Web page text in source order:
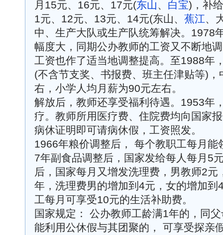
月15元、16元、17元(东山、 白宝)，补
1元、12元、13元、14元(东山、 蕉江、
中、生产大队或生产队统筹解决。1978
幅度大，同期公办教师的工资又不断地
工资也作了适当地调整提高。至1988年
(不含节支奖、书报费、班主任津贴等)
右，小学人均月薪为90元左右。
解放后，教师还享受福利待遇。1953年
疗。教师所用医疗费、住院费均向国家
病休证明即可请病休假，工资照发。
1966年粮价调整后， 每个教职工每月
7年副食品调整后，国家发给每人每月5
后，国家每月又增发洗理费，男教师2
年，洗理费男的增加到4元，女的增加
工每月可享受10元的生活补助费。
国家规定： 公办教师工龄满1年的，同
能利用公休假与其团聚的， 可享受探亲